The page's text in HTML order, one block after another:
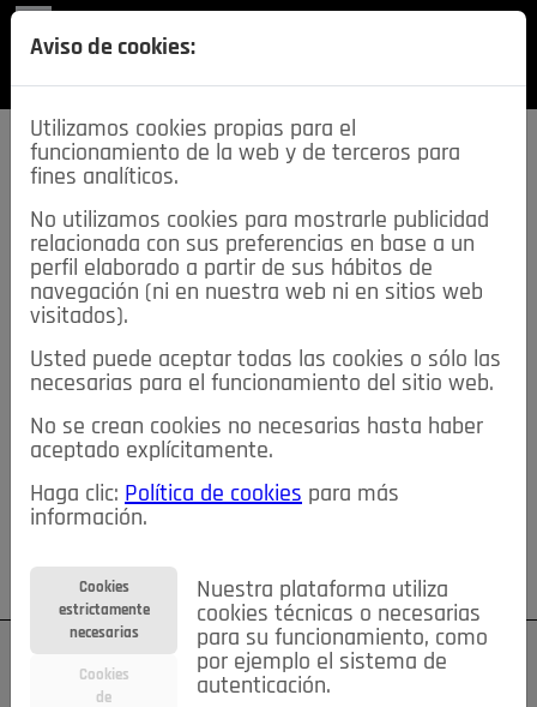
SECCIONES
descarga esta
REVISTA
≡NOTICIAS
NOTICIAS SERVICIOS DE INTERÉS
TABLÓN DE ANUNCIOS MIS ANUNCIOS CONTACTO
NOSOTROS
Su cuenta Regístrese ¿Olvidó su contraseña?
Aviso de cookies:
Utilizamos cookies propias para el
funcionamiento de la web y de terceros para
fines analíticos.
No utilizamos cookies para mostrarle publicidad
relacionada con sus preferencias en base a un
perfil elaborado a partir de sus hábitos de
navegación (ni en nuestra web ni en sitios web
visitados).
Usted puede aceptar todas las cookies o sólo las
necesarias para el funcionamiento del sitio web.
No se crean cookies no necesarias hasta haber
aceptado explícitamente.
Haga clic: Política de cookies para más
información.
Cookies
estrictamente
necesarias
Cookies
de
Nuestra plataforma utiliza
cookies técnicas o necesarias
para su funcionamiento, como
por ejemplo el sistema de
autenticación.